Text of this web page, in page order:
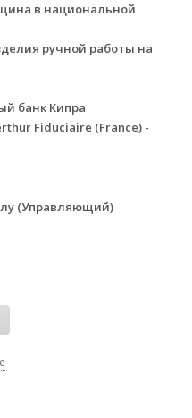
в национальной
ручной работы на
банк Кипра
Fiduciaire (France) -
(Управляющий)